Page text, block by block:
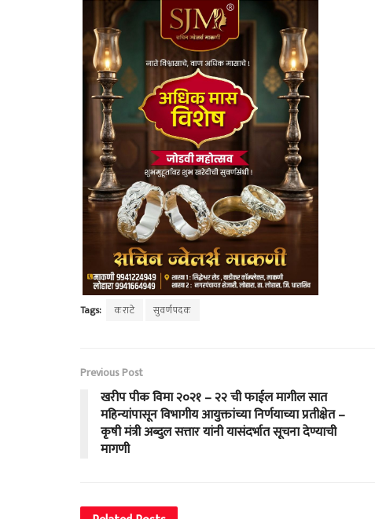
Tags: कराटे सुवर्णपदक
Previous Post
खरीप पीक विमा २०२१ – २२ ची फाईल मागील सात
महिन्यांपासून विभागीय आयुक्तांच्या निर्णयाच्या प्रतीक्षेत –
कृषी मंत्री अब्दुल सत्तार यांनी यासंदर्भात सूचना देण्याची
मागणी